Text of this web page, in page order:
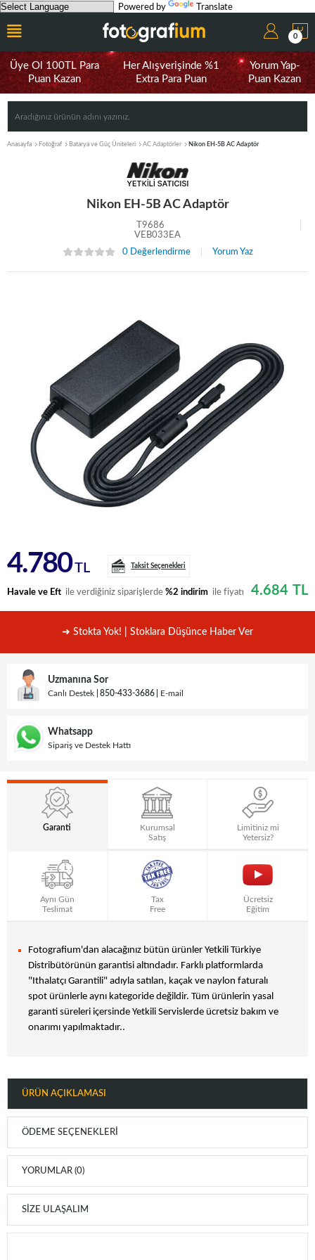
Powered by Translate
0
Üye Ol 100TL Para
Puan Kazan
Her Alışverişinde %1
Extra Para Puan
Yorum Yap-
Puan Kazan
Anasayfa Fotoğraf Batarya ve Güç Üniteleri AC Adaptörler Nikon EH-5B AC Adaptör
Nikon EH-5B AC Adaptör
T9686
VEB033EA
0 Değerlendirme
Yorum Yaz
4.780TL Taksit Seçenekleri
Havale ve Eft ile verdiğiniz siparişlerde %2 indirim ile fiyatı 4.684 TL
➜ Stokta Yok! | Stoklara Düşünce Haber Ver
Uzmanına Sor
Canlı Destek 850-433-3686 E-mail
Whatsapp
Sipariş ve Destek Hattı
Garanti
Kurumsal
Satış
Limitiniz mi
Yetersiz?
Aynı Gün
Teslimat
Tax
Free
Ücretsiz
Eğitim
Fotografium'dan alacağınız bütün ürünler Yetkili Türkiye
Distribütörünün garantisi altındadır. Farklı platformlarda
"Ithalatçı Garantili" adıyla satılan, kaçak ve naylon faturalı
spot ürünlerle aynı kategoride değildir. Tüm ürünlerin yasal
garanti süreleri içersinde Yetkili Servislerde ücretsiz bakım ve
onarımı yapılmaktadır..
ÜRÜN AÇIKLAMASI
ÖDEME SEÇENEKLERI
YORUMLAR (0)
SIZE ULAŞALIM